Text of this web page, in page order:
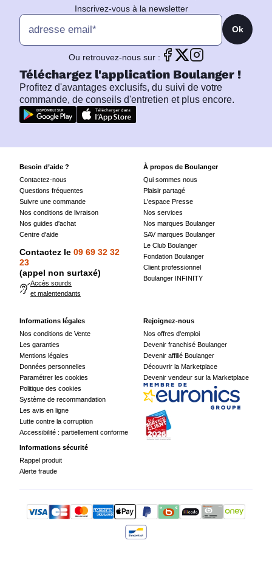
Inscrivez-vous à la newsletter
Ok
Ou retrouvez-nous sur :
Téléchargez l'application Boulanger !
Profitez d'avantages exclusifs, du suivi de votre
commande, de conseils d'entretien et plus encore.
Besoin d’aide ?
Contactez-nous
Questions fréquentes
Suivre une commande
Nos conditions de livraison
Nos guides d'achat
Centre d'aide
Contactez le 09 69 32 32
23
(appel non surtaxé)
Accès sourds
et malentendants
À propos de Boulanger
Qui sommes nous
Plaisir partagé
L'espace Presse
Nos services
Nos marques Boulanger
SAV marques Boulanger
Le Club Boulanger
Fondation Boulanger
Client professionnel
Boulanger INFINITY
Informations légales
Nos conditions de Vente
Les garanties
Mentions légales
Données personnelles
Paramétrer les cookies
Politique des cookies
Système de recommandation
Les avis en ligne
Lutte contre la corruption
Accessibilité : partiellement conforme
Informations sécurité
Rappel produit
Alerte fraude
Rejoignez-nous
Nos offres d'emploi
Devenir franchisé Boulanger
Devenir affilié Boulanger
Découvrir la Marketplace
Devenir vendeur sur la Marketplace